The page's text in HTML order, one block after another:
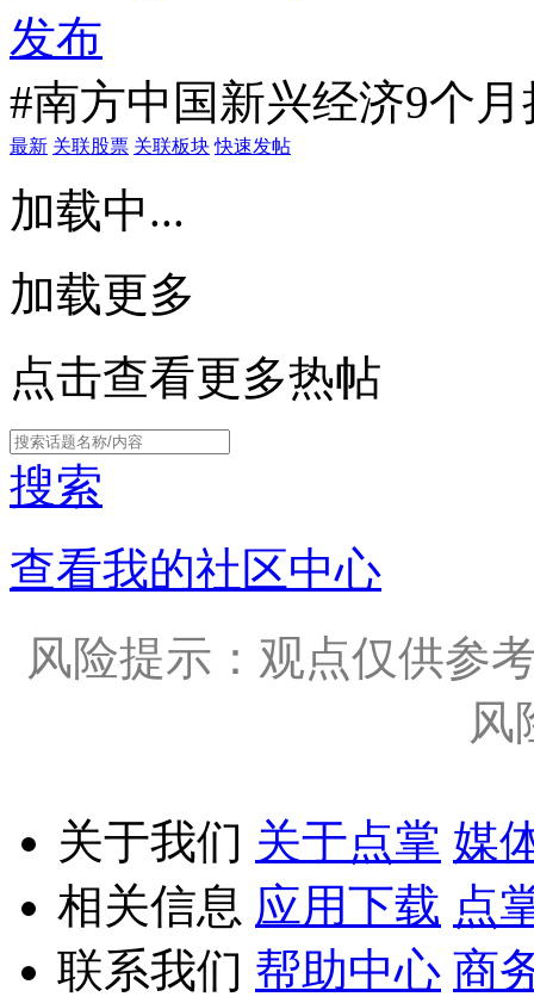
发布
#南方中国新兴经济9个
最新 关联股票 关联板块 快速发帖
加载中...
加载更多
点击查看更多热帖
搜索
查看我的社区中心
风险提示：观点仅供参
风
关于我们 关于点掌 媒
相关信息 应用下载 点
联系我们 帮助中心 商